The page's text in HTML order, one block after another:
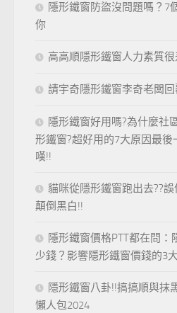
隱形鐵窗防盜沒問題嗎？7
你
高高順隱形鐵窗人力素質很
請宇奇隱形鐵窗李奇老闆回
隱形鐵窗好用嗎?為什麼社
形鐵窗?超好用的7大原因最後
嘆!!
貓咪從隱形鐵窗跑出去??
顛倒黑白!!
隱形鐵窗價格PTT都在問：
少錢？影響隱形鐵窗價錢的3
隱形鐵窗八卦!!搞搞順與抹
懶人包2024